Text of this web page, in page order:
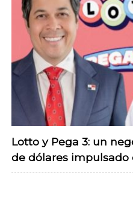
Lotto y Pega 3: un
de dólares impulsado